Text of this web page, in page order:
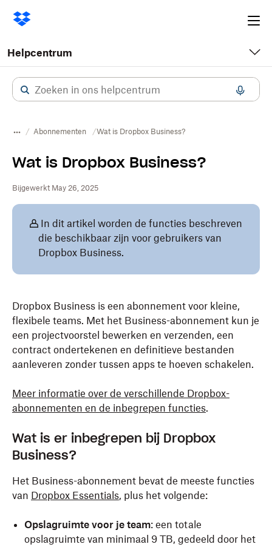
Helpcentrum
Abonnementen Wat is Dropbox Business?
Wat is Dropbox Business?
Bijgewerkt May 26, 2025
In dit artikel worden de functies beschreven
die beschikbaar zijn voor gebruikers van
Dropbox Business.
Dropbox Business is een abonnement voor kleine,
flexibele teams. Met het Business-abonnement kun je
een projectvoorstel bewerken en verzenden, een
contract ondertekenen en definitieve bestanden
aanleveren zonder tussen apps te hoeven schakelen.
Meer informatie over de verschillende Dropbox-
abonnementen en de inbegrepen functies.
Wat is er inbegrepen bij Dropbox
Business?
Het Business-abonnement bevat de meeste functies
van Dropbox Essentials, plus het volgende:
Opslagruimte voor je team: een totale
opslagruimte van minimaal 9 TB, gedeeld door het